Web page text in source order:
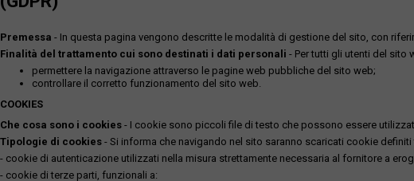
Premessa - In questa pagina vengono descritte le modalità di gestione del sito, con
Finalità del trattamento cui sono destinati i dati personali - Per tutti gli utenti del sito
permettere la navigazione attraverso le pagine web pubbliche del sito web;
controllare il corretto funzionamento del sito web.
COOKIES
Che cosa sono i cookies - I cookie sono piccoli file di testo che possono essere
Tipologie di cookies - Si informa che navigando nel sito saranno scaricati cookie
- cookie di autenticazione utilizzati nella misura strettamente necessaria al fornitore a
- cookie di terze parti, funzionali a: